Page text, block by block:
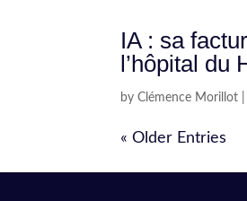
IA : sa
l’hôpital du
byClémence Morillot
« Older Entries